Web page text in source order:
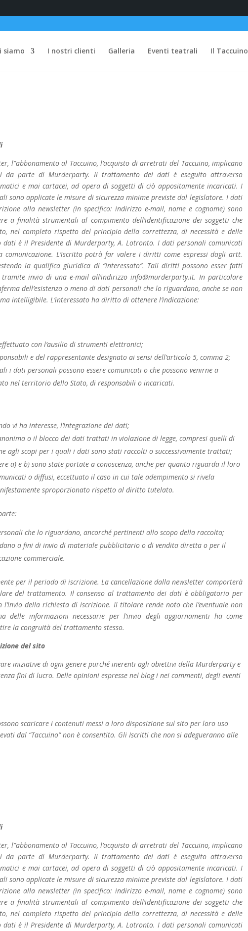
siamo I nostri clienti Galleria Eventi teatrali Il Taccuino
l”abbonamento al Taccuino, l’acquisto di arretrati del Taccuino, implicano
da parte di Murderparty. Il trattamento dei dati è eseguito attraverso
e mai cartacei, ad opera di soggetti di ciò appositamente incaricati. I
sono applicate le misure di sicurezza minime previste dal legislatore. I dati
alla newsletter (in specifico: indirizzo e-mail, nome e cognome) sono
a finalità strumentali al compimento dell’identificazione dei soggetti che
nel completo rispetto del principio della correttezza, di necessità e delle
è il Presidente di Murderparty, A. Lotronto. I dati personali comunicati
comunicazione. L’iscritto potrà far valere i diritti come espressi dagli artt.
la qualifica giuridica di “interessato”. Tali diritti possono esser fatti
invio di una e-mail all’indirizzo info@murderparty.it. In particolare
dell’esistenza o meno di dati personali che lo riguardano, anche se non
intelligibile. L’interessato ha diritto di ottenere l’indicazione:
con l’ausilio di strumenti elettronici;
e del rappresentante designato ai sensi dell’articolo 5, comma 2;
i dati personali possono essere comunicati o che possono venirne a
nel territorio dello Stato, di responsabili o incaricati.
vi ha interesse, l’integrazione dei dati;
o il blocco dei dati trattati in violazione di legge, compresi quelli di
agli scopi per i quali i dati sono stati raccolti o successivamente trattati;
a) e b) sono state portate a conoscenza, anche per quanto riguarda il loro
o diffusi, eccettuato il caso in cui tale adempimento si rivela
sproporzionato rispetto al diritto tutelato.
che lo riguardano, ancorché pertinenti allo scopo della raccolta;
a fini di invio di materiale pubblicitario o di vendita diretta o per il
commerciale.
per il periodo di iscrizione. La cancellazione dalla newsletter comporterà
del trattamento. Il consenso al trattamento dei dati è obbligatorio per
della richiesta di iscrizione. Il titolare rende noto che l’eventuale non
delle informazioni necessarie per l’invio degli aggiornamenti ha come
la congruità del trattamento stesso.
del sito
iniziative di ogni genere purché inerenti agli obiettivi della Murderparty e
fini di lucro. Delle opinioni espresse nel blog i nei commenti, degli eventi
scaricare i contenuti messi a loro disposizione sul sito per loro uso
dal “Taccuino” non è consentito. Gli Iscritti che non si adegueranno alle
l”abbonamento al Taccuino, l’acquisto di arretrati del Taccuino, implicano
da parte di Murderparty. Il trattamento dei dati è eseguito attraverso
e mai cartacei, ad opera di soggetti di ciò appositamente incaricati. I
sono applicate le misure di sicurezza minime previste dal legislatore. I dati
alla newsletter (in specifico: indirizzo e-mail, nome e cognome) sono
a finalità strumentali al compimento dell’identificazione dei soggetti che
nel completo rispetto del principio della correttezza, di necessità e delle
è il Presidente di Murderparty, A. Lotronto. I dati personali comunicati